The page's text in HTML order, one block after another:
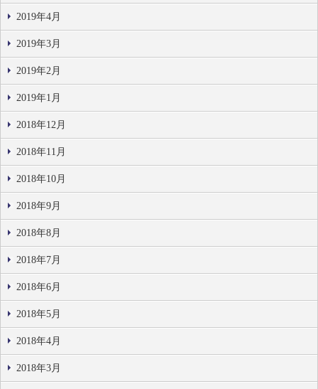
2019年4月
2019年3月
2019年2月
2019年1月
2018年12月
2018年11月
2018年10月
2018年9月
2018年8月
2018年7月
2018年6月
2018年5月
2018年4月
2018年3月